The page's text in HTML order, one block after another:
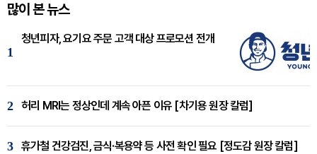
많이 본 뉴스
1
청년피자, 요기요 주문 고객 대상 프로모션 전개
2 허리 MRI는 정상인데 계속 아픈 이유 [차기용 원장 칼럼]
3 휴가철 건강검진, 금식·복용약 등 사전 확인 필요 [정도감 원장 칼럼]